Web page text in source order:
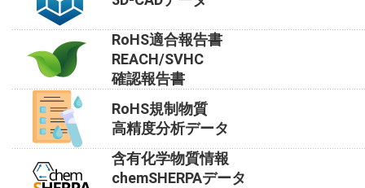
RoHS適合報告書
REACH/SVHC
確認報告書
RoHS規制物質
高精度分析データ
含有化学物質情報
chemSHERPAデータ